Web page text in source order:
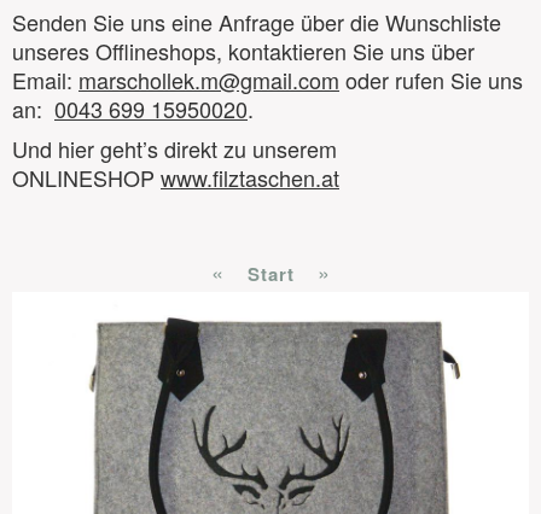
Senden Sie uns eine Anfrage über die Wunschliste
unseres Offlineshops, kontaktieren Sie uns über
Email: marschollek.m@gmail.com oder rufen Sie uns
an: 0043 699 15950020.
Und hier geht’s direkt zu unserem
ONLINESHOP www.filztaschen.at
« Start »